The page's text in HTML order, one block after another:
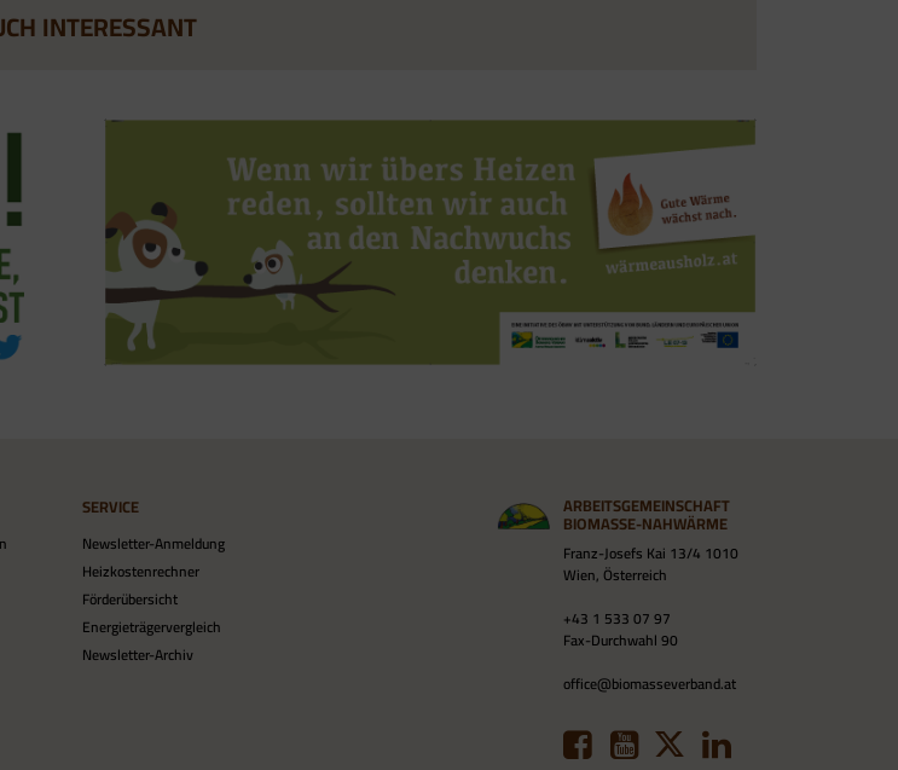
INTERESSANT
SERVICE
Newsletter-Anmeldung
Heizkostenrechner
Förderübersicht
Energieträgervergleich
Newsletter-Archiv
ARBEITSGEMEINSCHAFT
BIOMASSE-NAHWÄRME
Franz-Josefs Kai 13/4 1010
Wien, Österreich
+43 1 533 07 97
Fax-Durchwahl 90
office@biomasseverband.at